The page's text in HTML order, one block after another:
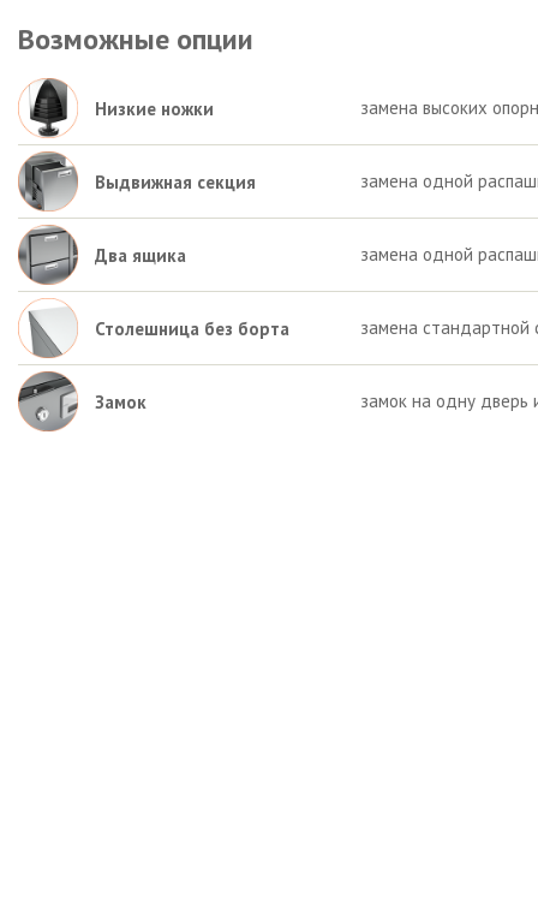
Возможные опции
Низкие ножки замена высоких
Выдвижная секция замена одной
Два ящика замена одной
Столешница без борта замена стандартной
Замок замок на одну дверь